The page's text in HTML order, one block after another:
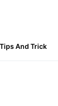
Tips And Trick